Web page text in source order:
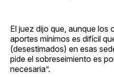
El juez dijo que, aunque
aportes mínimos es difícil
(desestimados) en esas
pide el sobreseimiento es
necesaria”.